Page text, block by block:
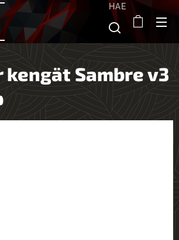
HAE
Sambre v3